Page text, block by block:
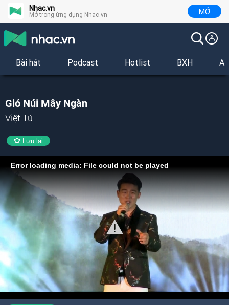
Nhac.vn
Mở trong ứng dụng Nhac.vn MỞ
Bài hát Podcast Hotlist BXH
Gió Núi Mây Ngàn
Việt Tú
Lưu lại
Error loading media: File could not be played